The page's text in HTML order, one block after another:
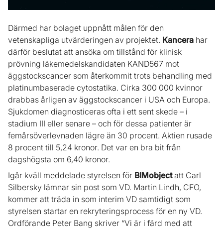
Därmed har bolaget uppnått målen för den
vetenskapliga utvärderingen av projektet. Kancera har
därför beslutat att ansöka om tillstånd för klinisk
prövning läkemedelskandidaten KAND567 mot
äggstockscancer som återkommit trots behandling med
platinumbaserade cytostatika. Cirka 300 000 kvinnor
drabbas årligen av äggstockscancer i USA och Europa.
Sjukdomen diagnosticeras ofta i ett sent skede – i
stadium III eller senare – och för dessa patienter är
femårsöverlevnaden lägre än 30 procent. Aktien rusade
8 procent till 5,24 kronor. Det var en bra bit från
dagshögsta om 6,40 kronor.
Igår kväll meddelade styrelsen för BIMobjectatt Carl
Silbersky lämnar sin post som VD. Martin Lindh, CFO,
kommer att träda in som interim VD samtidigt som
styrelsen startar en rekryteringsprocess för en ny VD.
Ordförande Peter Bang skriver “Vi är i färd med att